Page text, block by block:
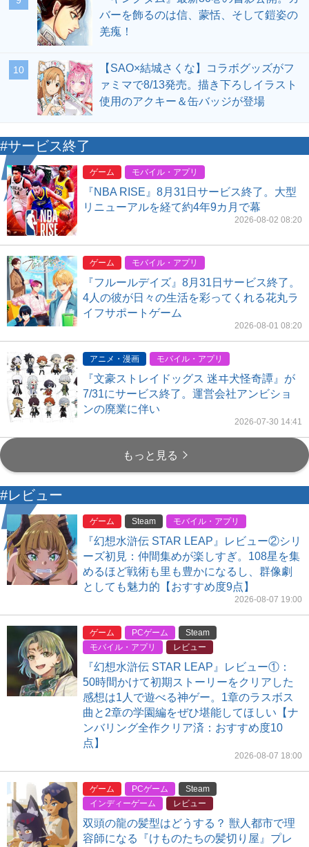
バーを飾るのは信、蒙恬、そして鎧姿の
羌瘣！
10
【SAO×結城さくな】コラボグッズがフ
ァミマで8/13発売。描き下ろしイラスト
使用のアクキー＆缶バッジが登場
#サービス終了
ゲーム モバイル・アプリ
『NBA RISE』8月31日サービス終了。大型
リニューアルを経て約4年9カ月で幕
2026-08-02 08:20
ゲーム モバイル・アプリ
『フルールデイズ』8月31日サービス終了。
4人の彼が日々の生活を彩ってくれる花丸ラ
イフサポートゲーム
2026-08-01 08:20
アニメ・漫画 モバイル・アプリ
『文豪ストレイドッグス 迷ヰ犬怪奇譚』が
7/31にサービス終了。運営会社アンビショ
ンの廃業に伴い
2026-07-30 14:41
もっと見る
#レビュー
ゲーム Steam モバイル・アプリ
『幻想水滸伝 STAR LEAP』レビュー②シリ
ーズ初見：仲間集めが楽しすぎ。108星を集
めるほど戦術も里も豊かになるし、群像劇
としても魅力的【おすすめ度9点】
2026-08-07 19:00
ゲーム PCゲーム
Steam
モバイル・アプリ
レビュー
『幻想水滸伝 STAR LEAP』レビュー①：
50時間かけて初期ストーリーをクリアした
感想は1人で遊べる神ゲー。1章のラスボス
曲と2章の学園編をぜひ堪能してほしい【ナ
ンバリング全作クリア済：おすすめ度10
点】
2026-08-07 18:00
ゲーム PCゲーム
Steam
インディーゲーム
レビュー
双頭の龍の髪型はどうする？ 獣人都市で理
容師になる『けものたちの髪切り屋』プレ